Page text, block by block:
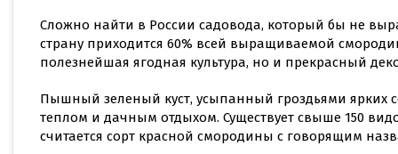
Сложно найти в России садовода, который бы не
страну приходится 60% всей выращиваемой
полезнейшая ягодная культура, но и прекрасный
Пышный зеленый куст, усыпанный гроздьями ярких
теплом и дачным отдыхом. Существует свыше 150
считается сорт красной смородины с говорящим